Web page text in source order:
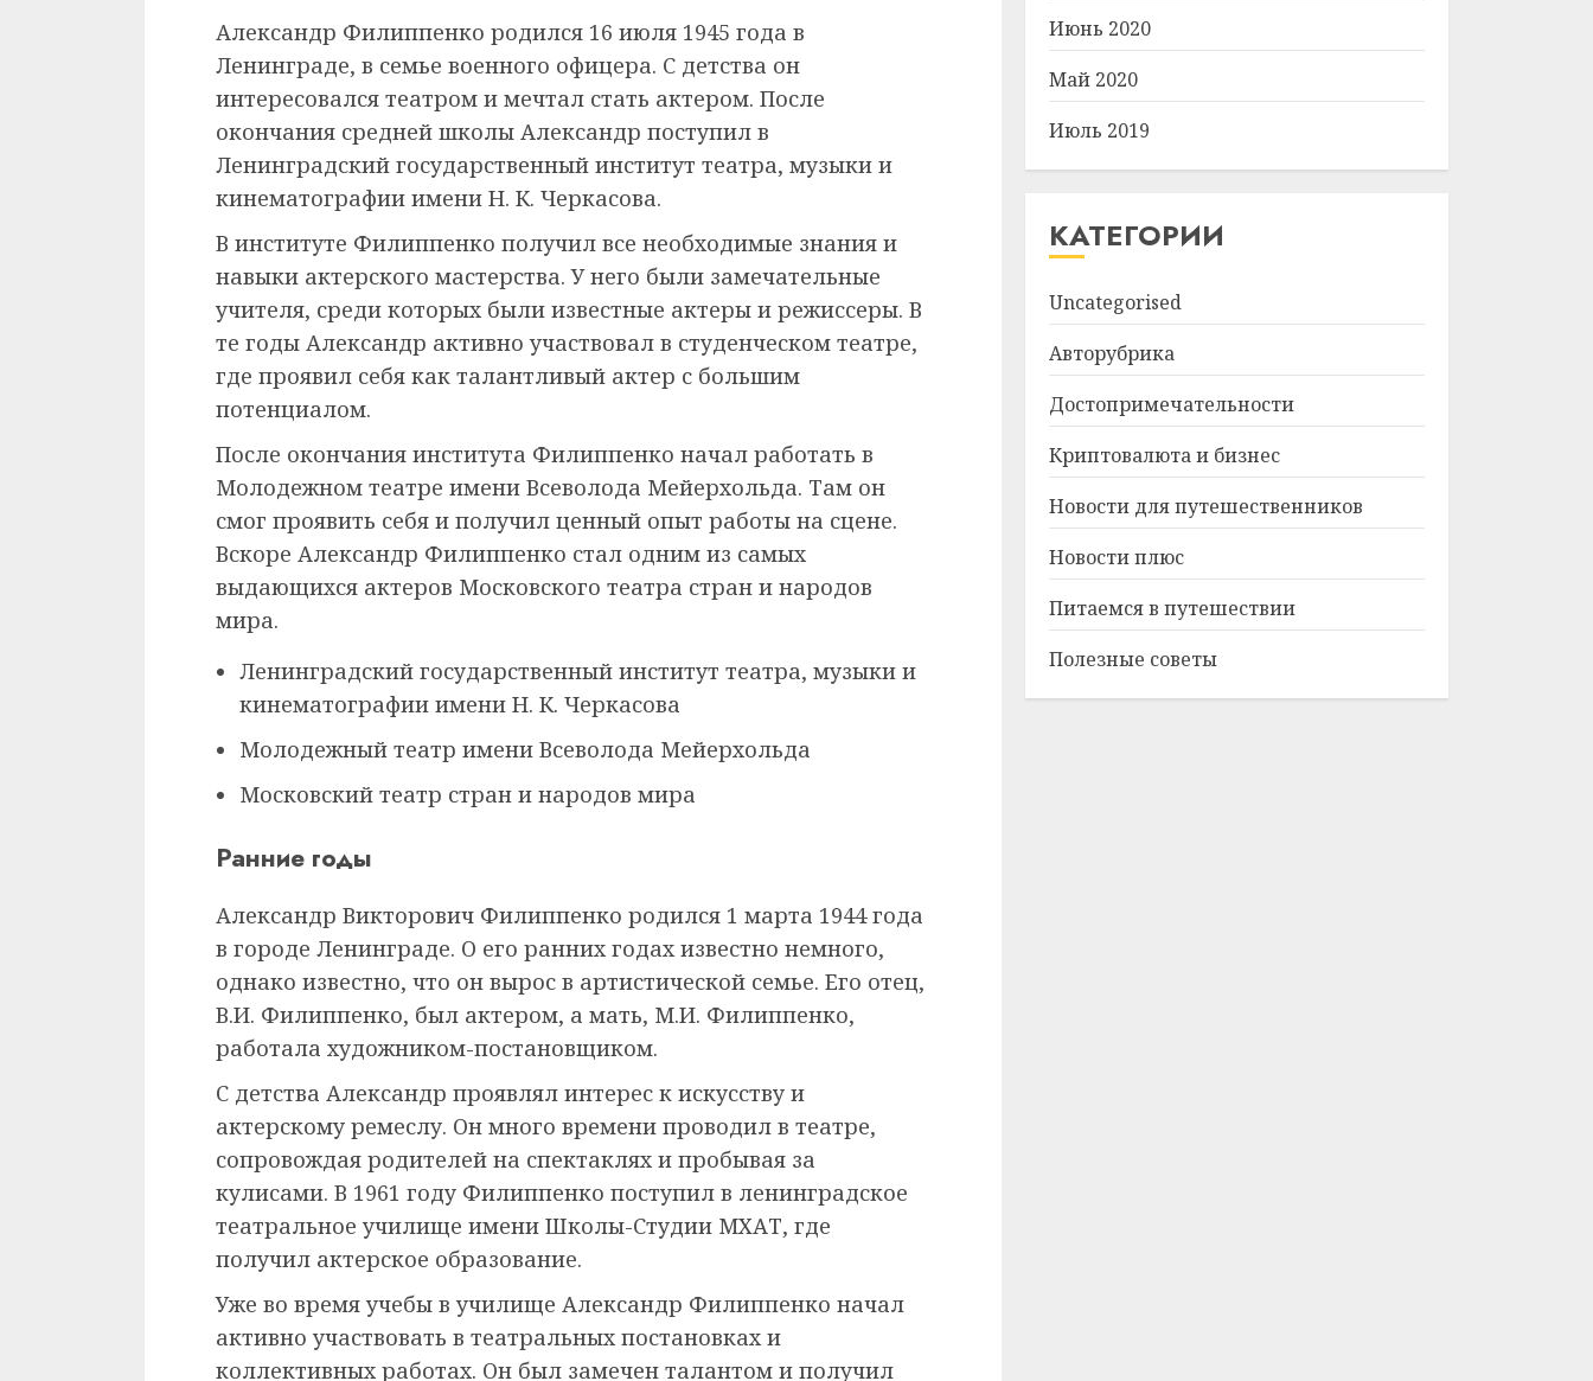
Александр Филиппенко родился 16 июля 1945 года в
Ленинграде, в семье военного офицера. С детства он
интересовался театром и мечтал стать актером. После
окончания средней школы Александр поступил в
Ленинградский государственный институт театра, музыки и
кинематографии имени Н. К. Черкасова.
В институте Филиппенко получил все необходимые знания и
навыки актерского мастерства. У него были замечательные
учителя, среди которых были известные актеры и режиссеры. В
те годы Александр активно участвовал в студенческом театре,
где проявил себя как талантливый актер с большим
потенциалом.
После окончания института Филиппенко начал работать в
Молодежном театре имени Всеволода Мейерхольда. Там он
смог проявить себя и получил ценный опыт работы на сцене.
Вскоре Александр Филиппенко стал одним из самых
выдающихся актеров Московского театра стран и народов
мира.
Ленинградский государственный институт театра, музыки и
кинематографии имени Н. К. Черкасова
Молодежный театр имени Всеволода Мейерхольда
Московский театр стран и народов мира
Ранние годы
Александр Викторович Филиппенко родился 1 марта 1944 года
в городе Ленинграде. О его ранних годах известно немного,
однако известно, что он вырос в артистической семье. Его отец,
В.И. Филиппенко, был актером, а мать, М.И. Филиппенко,
работала художником-постановщиком.
С детства Александр проявлял интерес к искусству и
актерскому ремеслу. Он много времени проводил в театре,
сопровождая родителей на спектаклях и пробывая за
кулисами. В 1961 году Филиппенко поступил в ленинградское
театральное училище имени Школы-Студии МХАТ, где
получил актерское образование.
Уже во время учебы в училище Александр Филиппенко начал
активно участвовать в театральных постановках и
коллективных работах. Он был замечен талантом и получил
Июнь 2020
Май 2020
Июль 2019
КАТЕГОРИИ
Uncategorised
Авторубрика
Достопримечательности
Криптовалюта и бизнес
Новости для путешественников
Новости плюс
Питаемся в путешествии
Полезные советы